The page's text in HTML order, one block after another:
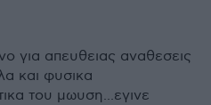
για απευθειας αναθεσεις
και φυσικα
του μωυση...εγινε